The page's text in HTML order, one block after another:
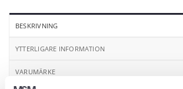
BESKRIVNING
YTTERLIGARE INFORMATION
VARUMÄRKE